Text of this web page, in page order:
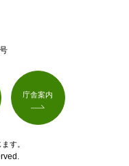
庁舎案内
す。